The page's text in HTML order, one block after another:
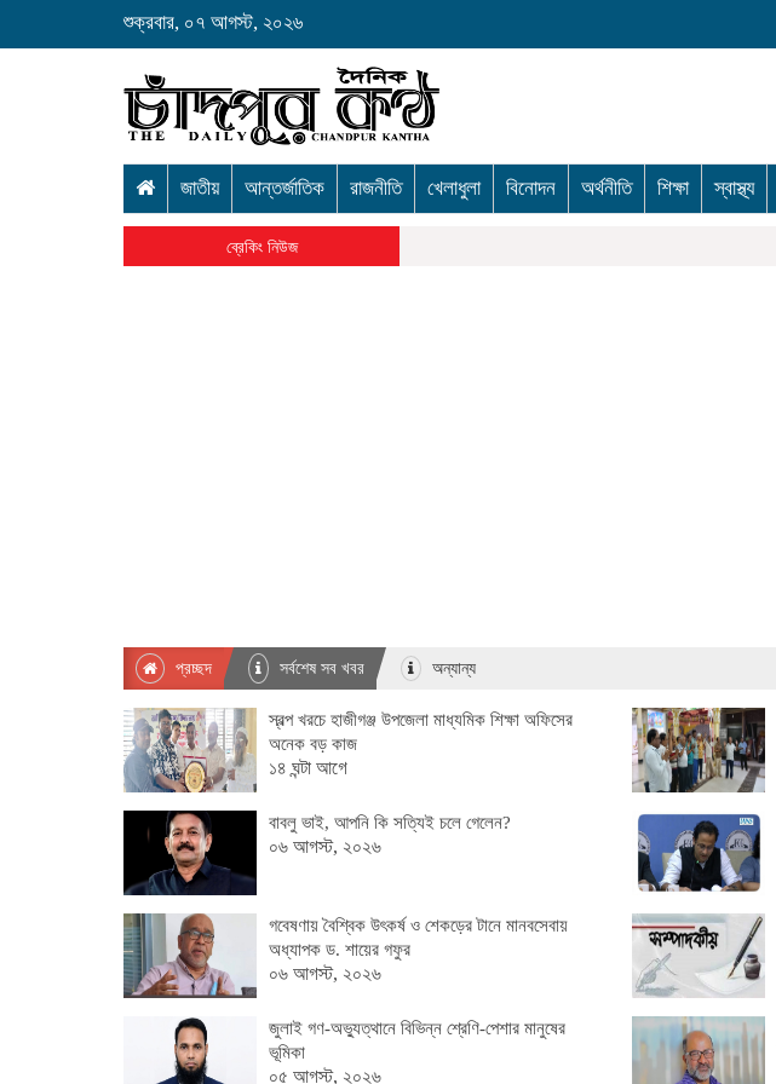
শুক্রবার, ০৭ আগস্ট, ২০২৬
জাতীয় আন্তর্জাতিক রাজনীতি খেলাধুলা বিনোদন অর্থনীতি শিক্ষা স্বাস্থ্য
ব্রেকিং নিউজ
প্রচ্ছদ সর্বশেষ সব খবর অন্যান্য
স্বল্প খরচে হাজীগঞ্জ উপজেলা মাধ্যমিক শিক্ষা অফিসের
অনেক বড় কাজ
১৪ ঘন্টা আগে
বাবলু ভাই, আপনি কি সত্যিই চলে গেলেন?
০৬ আগস্ট, ২০২৬
গবেষণায় বৈশ্বিক উৎকর্ষ ও শেকড়ের টানে মানবসেবায়
অধ্যাপক ড. শায়ের গফুর
০৬ আগস্ট, ২০২৬
জুলাই গণ-অভ্যুত্থানে বিভিন্ন শ্রেণি-পেশার মানুষের
ভূমিকা
০৫ আগস্ট, ২০২৬